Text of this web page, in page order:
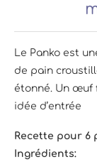
Le Panko est
de pain
étonné. Un œuf
idée d’entrée
Recette pour 6
Ingrédients: